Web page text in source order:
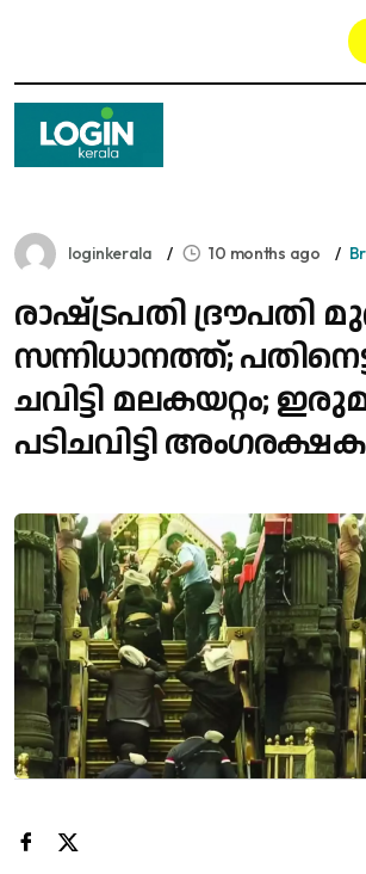
loginkerala 10 months ago
രാഷ്‌ട്രപതി ദ്രൗപതി
സന്നിധാനത്ത്;
ചവിട്ടി മലകയറ്റം;
പടിചവിട്ടി